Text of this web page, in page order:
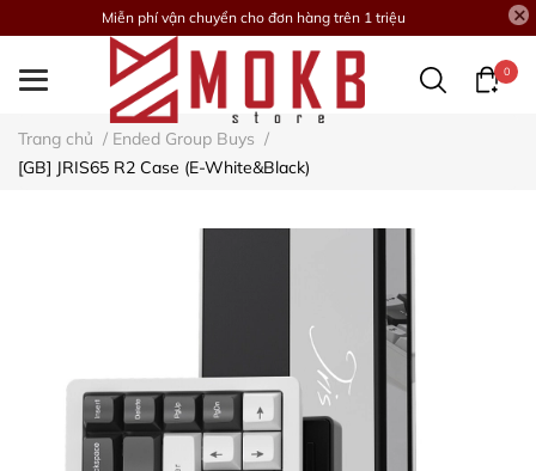
Miễn phí vận chuyển cho đơn hàng trên 1 triệu
0
Trang chủ / Ended Group Buys /
[GB] JRIS65 R2 Case (E-White&Black)